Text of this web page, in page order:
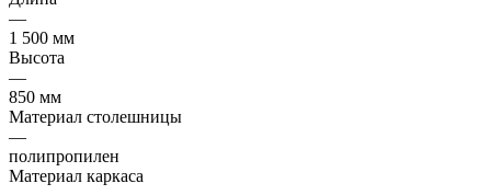
—
1 500 мм
Высота
—
850 мм
Материал столешницы
—
полипропилен
Материал каркаса